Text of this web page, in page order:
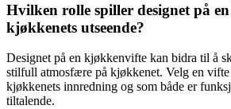
Hvilken rolle spiller designet på
kjøkkenets utseende?
Designet på en kjøkkenvifte kan bidra til å
stilfull atmosfære på kjøkkenet. Velg en vifte
kjøkkenets innredning og som både er
tiltalende.